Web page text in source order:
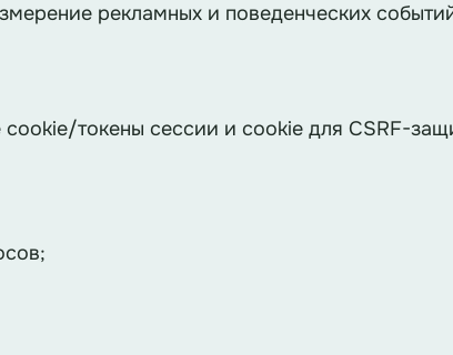
рекламных и поведенческих
токены сессии и cookie для CSRF-